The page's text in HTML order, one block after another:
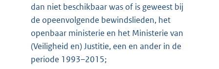
dan niet beschikbaar was of is geweest bij
de opeenvolgende bewindslieden, het
openbaar ministerie en het Ministerie van
(Veiligheid en) Justitie, een en ander in de
periode 1993–2015;